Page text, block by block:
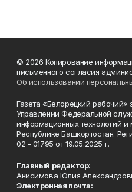
© 2026 Копирование
письменного согласия
Об использовании
Газета «Белорецкий рабочий»
Управлении Федеральной
информационных технологий
Республике Башкортостан.
02 - 01795 от 19.05.2025 г.
Главный редактор:
Анисимова Юлия
Электронная почта: